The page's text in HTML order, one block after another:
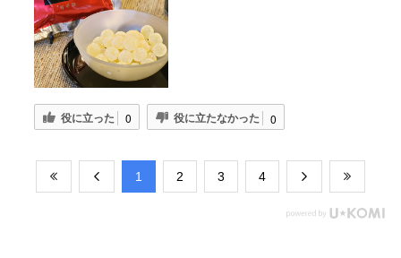
役に立った 0 役に立たなかった 0
​1 ​2 ​3 ​4